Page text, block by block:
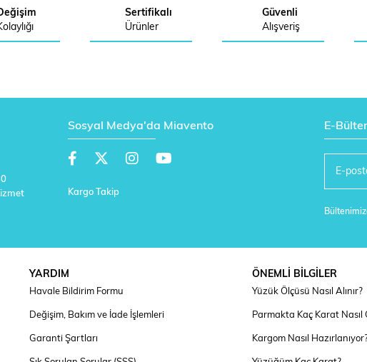
Sertifikalı
Ürünler
Güvenli
Alışveriş
Sosyal Medya'da Miavento
Kargo Takip
E-
YARDIM
Havale Bildirim Formu
Değişim, Bakım ve İade İşlemleri
Garanti Şartları
ÖNEMLİ BİLGİLER
Yüzük Ölçüsü Nasıl Alınır?
Parmakta Kaç Karat Nasıl
Kargom Nasıl